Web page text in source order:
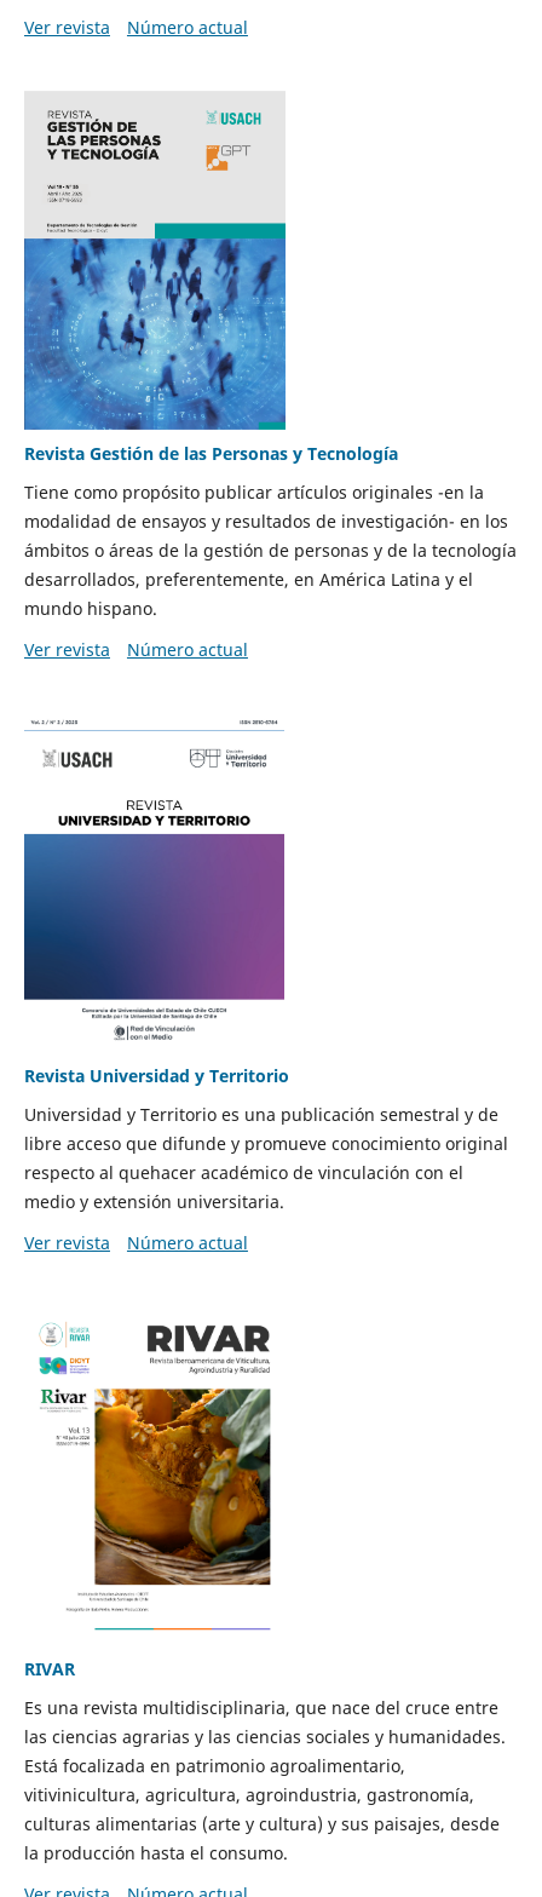
Ver revista
Número actual
Revista Gestión de las Personas y Tecnología
Tiene como propósito publicar artículos originales -en la
modalidad de ensayos y resultados de investigación- en los
ámbitos o áreas de la gestión de personas y de la tecnología
desarrollados, preferentemente, en América Latina y el
mundo hispano.
Ver revista
Número actual
Revista Universidad y Territorio
Universidad y Territorio es una publicación semestral y de
libre acceso que difunde y promueve conocimiento original
respecto al quehacer académico de vinculación con el
medio y extensión universitaria.
Ver revista
Número actual
RIVAR
Es una revista multidisciplinaria, que nace del cruce entre
las ciencias agrarias y las ciencias sociales y humanidades.
Está focalizada en patrimonio agroalimentario,
vitivinicultura, agricultura, agroindustria, gastronomía,
culturas alimentarias (arte y cultura) y sus paisajes, desde
la producción hasta el consumo.